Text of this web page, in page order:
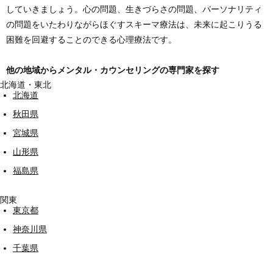
していきましょう。心の問題、生きづらさの問題、パーソナリティ
の問題をいたわりながらほぐすスキーマ療法は、未来に起こりうる
困難を回避することのできる心理療法です。
他の地域からメンタル・カウンセリングの専門家を探す
北海道・東北
北海道
秋田県
宮城県
山形県
福島県
関東
東京都
神奈川県
千葉県